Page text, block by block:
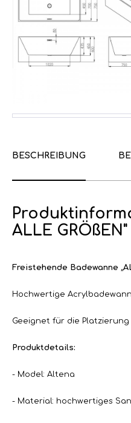
BESCHREIBUNG
ALLE GRÖßEN"
Freistehende Badewanne
Hochwertige
Geeignet für die Platzierung
Produktdetails:
- Model: Altena
- Material: hochwertiges